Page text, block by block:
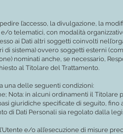
l’accesso, la divulgazione, la
o telematici, con modalità
ai Dati altri soggetti coinvolti
sistema) ovvero soggetti esterni
nominati anche, se necessario,
al Titolare del Trattamento.
una delle seguenti condizioni:
Nota: in alcuni ordinamenti il Titolare
giuridiche specificate di seguito, fino
di Dati Personali sia regolato dalla
e/o all’esecuzione di misure